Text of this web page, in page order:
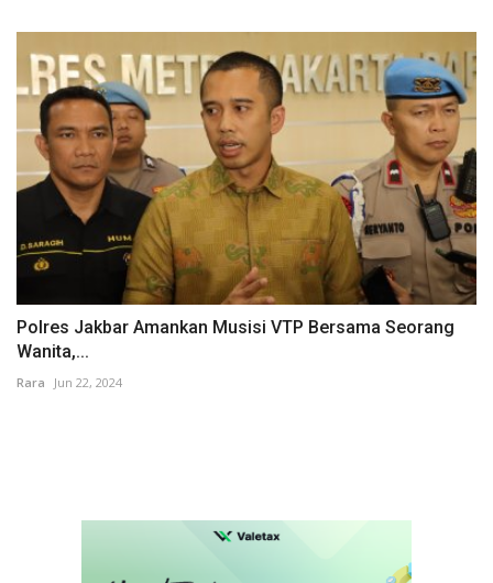
Polres Jakbar Amankan Musisi VTP Bersama Seorang
Wanita,...
Rara Jun 22, 2024